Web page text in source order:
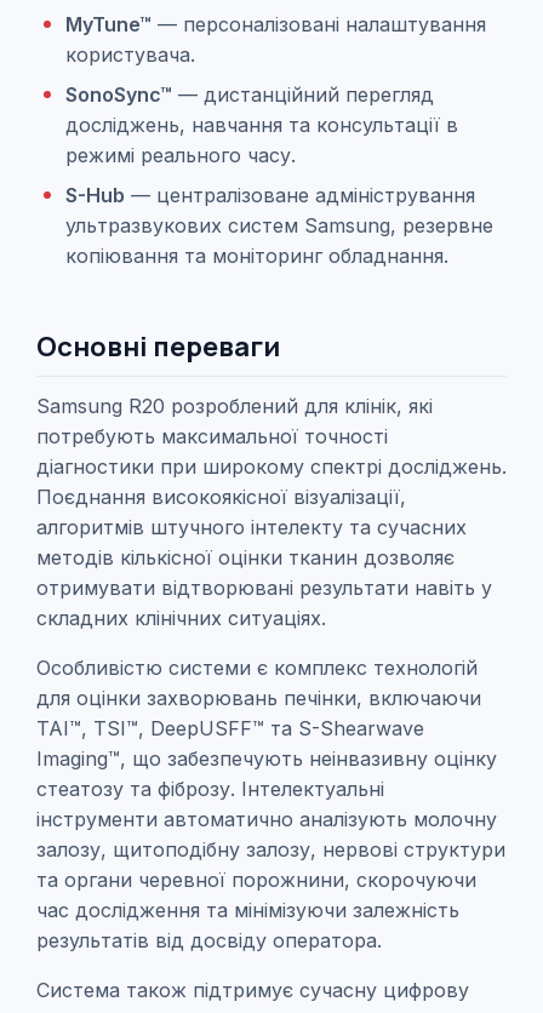
MyTune™ — персоналізовані налаштування
користувача.
SonoSync™ — дистанційний перегляд
досліджень, навчання та консультації в
режимі реального часу.
S-Hub — централізоване адміністрування
ультразвукових систем Samsung, резервне
копіювання та моніторинг обладнання.
Основні переваги
Samsung R20 розроблений для клінік, які
потребують максимальної точності
діагностики при широкому спектрі досліджень.
Поєднання високоякісної візуалізації,
алгоритмів штучного інтелекту та сучасних
методів кількісної оцінки тканин дозволяє
отримувати відтворювані результати навіть у
складних клінічних ситуаціях.
Особливістю системи є комплекс технологій
для оцінки захворювань печінки, включаючи
TAI™, TSI™, DeepUSFF™ та S-Shearwave
Imaging™, що забезпечують неінвазивну оцінку
стеатозу та фіброзу. Інтелектуальні
інструменти автоматично аналізують молочну
залозу, щитоподібну залозу, нервові структури
та органи черевної порожнини, скорочуючи
час дослідження та мінімізуючи залежність
результатів від досвіду оператора.
Система також підтримує сучасну цифрову